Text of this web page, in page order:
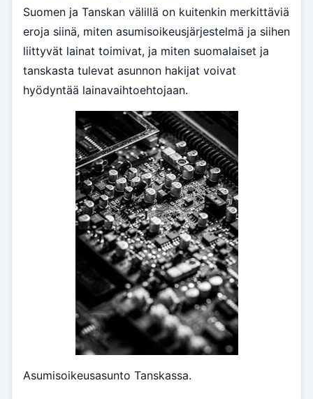
Suomen ja Tanskan välillä on kuitenkin merkittäviä
eroja siinä, miten asumisoikeusjärjestelmä ja siihen
liittyvät lainat toimivat, ja miten suomalaiset ja
tanskasta tulevat asunnon hakijat voivat
hyödyntää lainavaihtoehtojaan.
Asumisoikeusasunto Tanskassa.